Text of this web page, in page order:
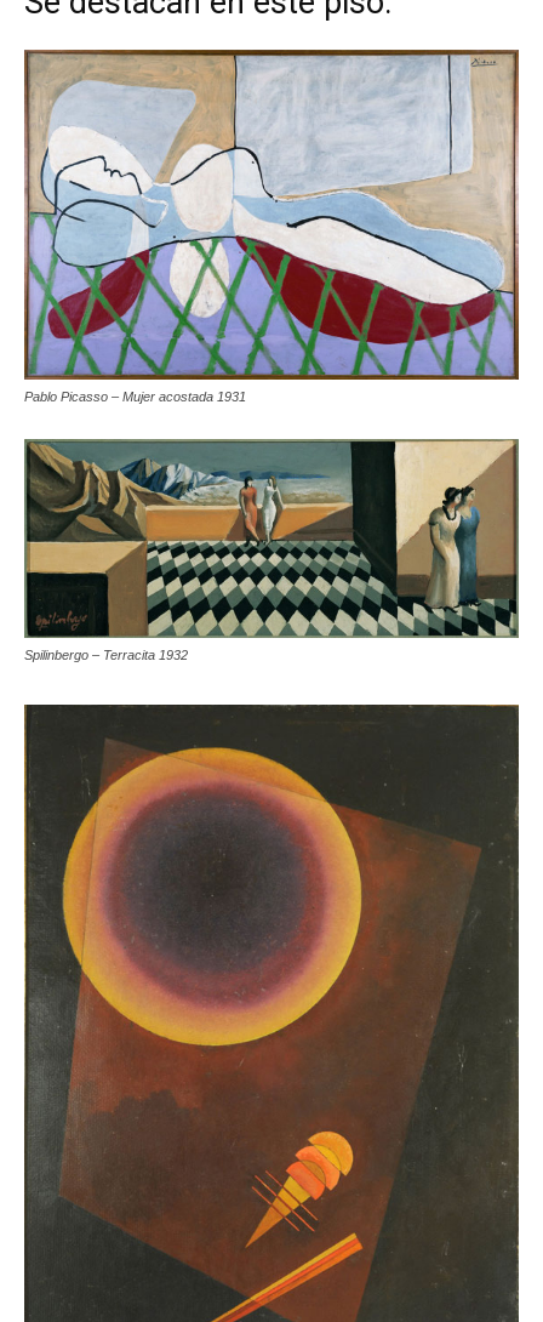
Pablo Picasso – Mujer acostada 1931
Spilinbergo – Terracita 1932